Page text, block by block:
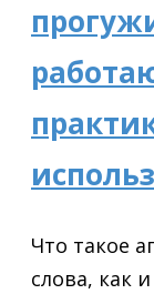
Что такое
слова, как